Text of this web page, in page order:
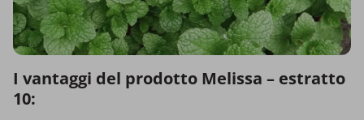
I vantaggi del prodotto Melissa – estratto
10: